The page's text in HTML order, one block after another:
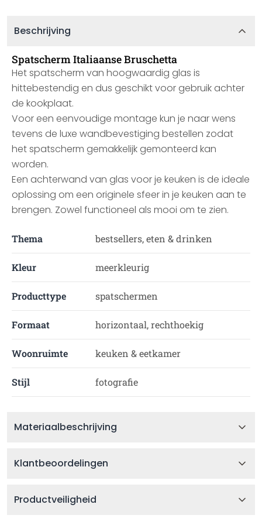
Beschrijving
Spatscherm Italiaanse Bruschetta
Het spatscherm van hoogwaardig glas is
hittebestendig en dus geschikt voor gebruik achter
de kookplaat.
Voor een eenvoudige montage kun je naar wens
tevens de luxe wandbevestiging bestellen zodat
het spatscherm gemakkelijk gemonteerd kan
worden.
Een achterwand van glas voor je keuken is de ideale
oplossing om een originele sfeer in je keuken aan te
brengen. Zowel functioneel als mooi om te zien.
Thema bestsellers, eten & drinken
Kleur meerkleurig
Producttype spatschermen
Formaat horizontaal, rechthoekig
Woonruimte keuken & eetkamer
Stijl fotografie
Materiaalbeschrijving
Klantbeoordelingen
Productveiligheid